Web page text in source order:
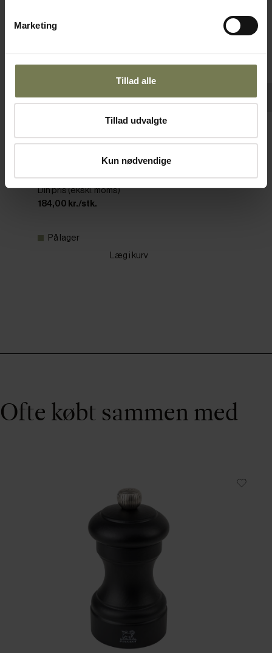
Marketing
Tillad alle
Tillad udvalgte
Kun nødvendige
Peugeot Bistro peberkværn, sort, H10 cm
Din pris (ekskl. moms)
184,00 kr./stk.
På lager
Læg i kurv
Ofte købt sammen med